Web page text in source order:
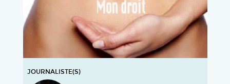
JOURNALISTE(S)